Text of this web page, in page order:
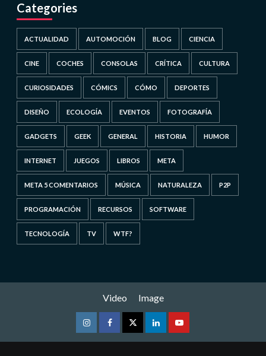
Categories
ACTUALIDAD AUTOMOCIÓN BLOG CIENCIA
CINE COCHES CONSOLAS CRÍTICA CULTURA
CURIOSIDADES CÓMICS CÓMO DEPORTES
DISEÑO ECOLOGÍA EVENTOS FOTOGRAFÍA
GADGETS GEEK GENERAL HISTORIA HUMOR
INTERNET JUEGOS LIBROS META
META 5 COMENTARIOS MÚSICA NATURALEZA P2P
PROGRAMACIÓN RECURSOS SOFTWARE
TECNOLOGÍA TV WTF?
Video Image
InstagramFacebookTwitterLinkedinYoutube